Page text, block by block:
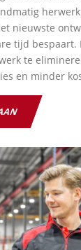
nieuwste
tijd bespaart.
te
en minder